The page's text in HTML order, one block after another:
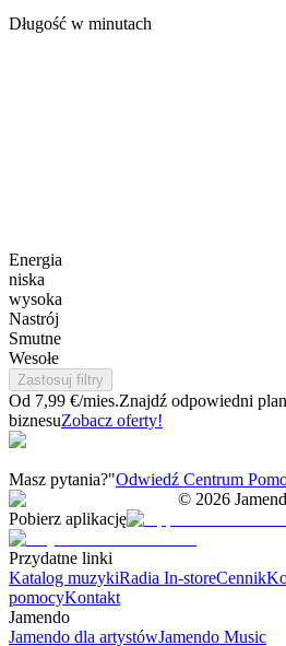
Długość w minutach
Energia
niska
wysoka
Nastrój
Smutne
Wesołe
Zastosuj filtry
Od 7,99 €/mies.Znajdź odpowiedni
biznesuZobacz oferty!
Masz pytania?"Odwiedź Centrum
© 2026
Pobierz aplikację
Przydatne linki
Katalog muzykiRadia In-storeCennik
pomocyKontakt
Jamendo
Jamendo dla artystówJamendo Music